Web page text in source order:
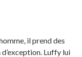
il prend des
Luffy lui